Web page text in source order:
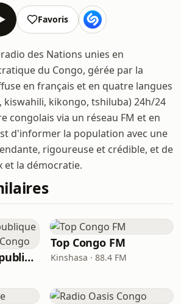
Favoris
des Nations unies en
du Congo, gérée par la
en français et en quatre langues
kiswahili, kikongo, tshiluba) 24h/24
congolais via un réseau FM et en
d'informer la population avec une
rigoureuse et crédible, et de
et la démocratie.
Radio Maria République Démocratique du Congo
Top Congo FM
Kinshasa · 88.4 FM